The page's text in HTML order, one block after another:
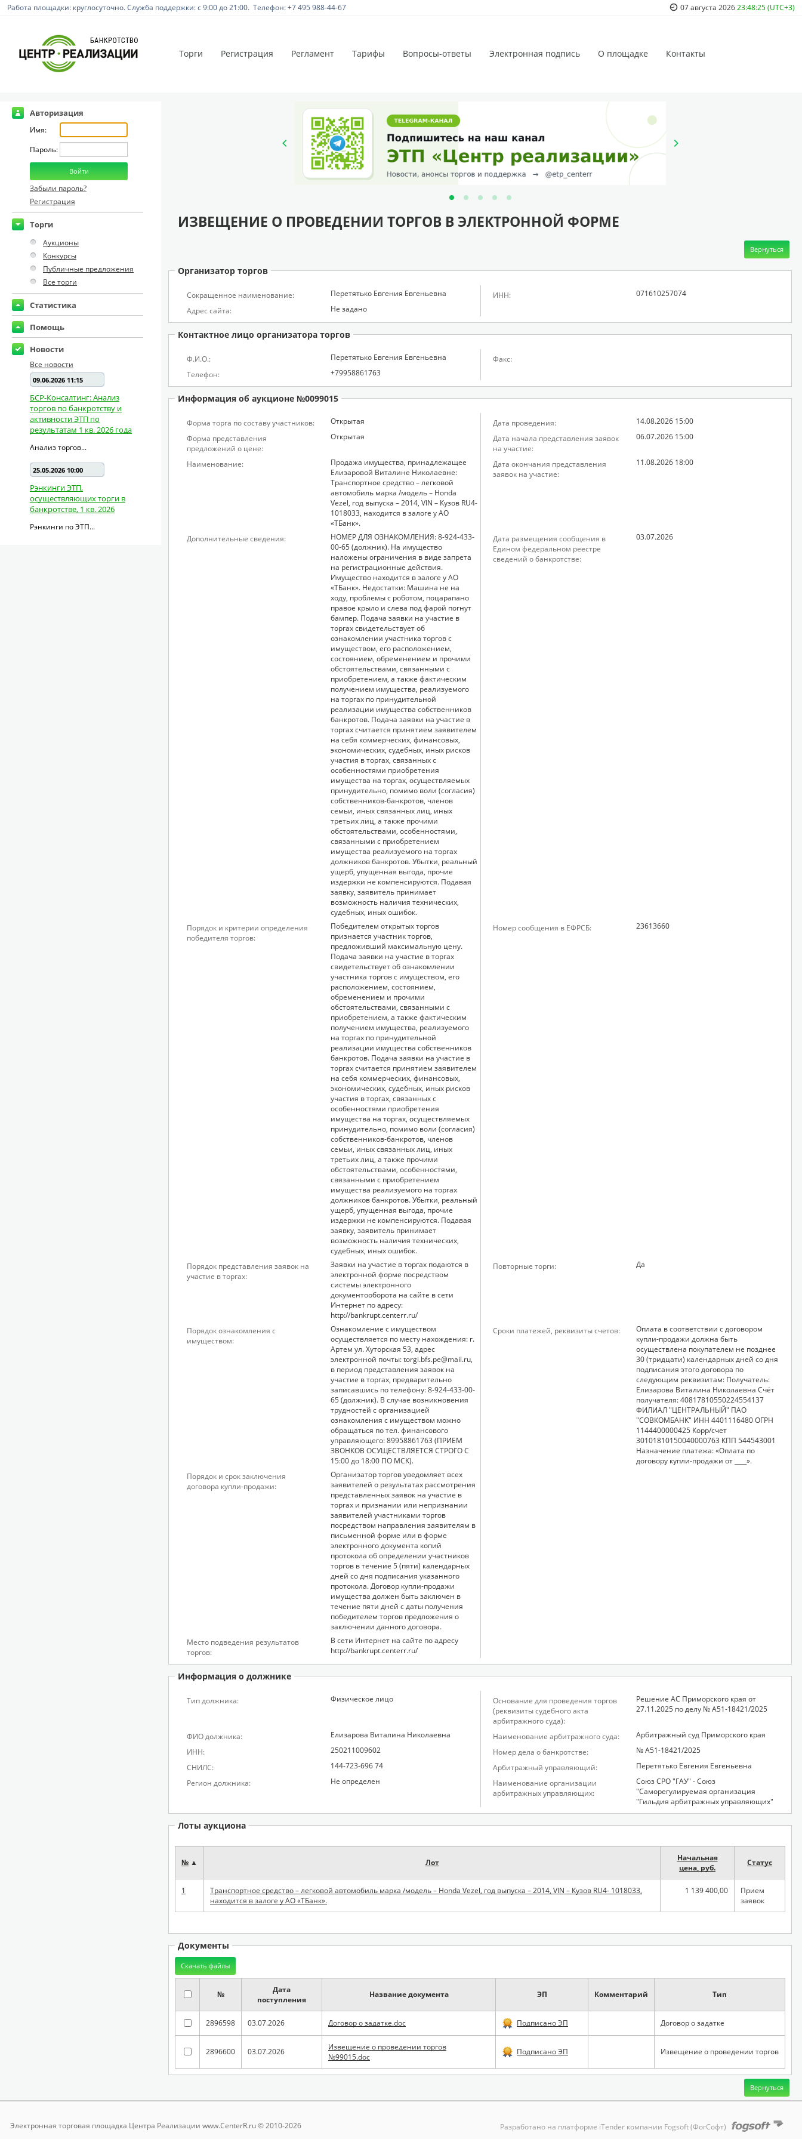
Работа площадки: круглосуточно. Служба поддержки: с 9:00 до 21:00. Телефон: +7 495 988-44-67 07 августа 202623:48:25 (UTC+3)
Торги Регистрация Регламент Тарифы Вопросы-ответы Электронная подпись О площадке Контакты
Авторизация
Имя:
Пароль:
Забыли пароль?
Регистрация
Торги
Аукционы
Конкурсы
Публичные предложения
Все торги
Статистика
Помощь
Новости
Все новости
09.06.2026 11:15
БСР-Консалтинг: Анализ
торгов по банкротству и
активности ЭТП по
результатам 1 кв. 2026 года
Анализ торгов...
25.05.2026 10:00
Рэнкинги ЭТП,
осуществляющих торги в
банкротстве, 1 кв. 2026
Рэнкинги по ЭТП...
ИЗВЕЩЕНИЕ О ПРОВЕДЕНИИ ТОРГОВ В ЭЛЕКТРОННОЙ ФОРМЕ
Организатор торгов
Сокращенное наименование: Перетятько Евгения Евгеньевна ИНН:
071610257074
Адрес сайта:
Не задано
Контактное лицо организатора торгов
Ф.И.О.: Перетятько Евгения Евгеньевна
Факс:
Телефон:
+79958861763
Информация об аукционе №0099015
Форма торга по составу участников: Открытая Дата проведения:
14.08.2026 15:00
Форма представления
предложений о цене:
Открытая
Дата начала представления заявок
на участие:
06.07.2026 15:00
Наименование:
Продажа имущества, принадлежащее
Елизаровой Виталине Николаевне:
Транспортное средство – легковой
автомобиль марка /модель – Honda
Vezel, год выпуска – 2014, VIN – Кузов RU4-
1018033, находится в залоге у АО
«ТБанк».
Дата окончания представления
заявок на участие:
11.08.2026 18:00
Дополнительные сведения:
НОМЕР ДЛЯ ОЗНАКОМЛЕНИЯ: 8-924-433-
00-65 (должник). На имущество
наложены ограничения в виде запрета
на регистрационные действия.
Имущество находится в залоге у АО
«ТБанк». Недостатки: Машина не на
ходу, проблемы с роботом, поцарапано
правое крыло и слева под фарой погнут
бампер. Подача заявки на участие в
торгах свидетельствует об
ознакомлении участника торгов с
имуществом, его расположением,
состоянием, обременением и прочими
обстоятельствами, связанными с
приобретением, а также фактическим
получением имущества, реализуемого
на торгах по принудительной
реализации имущества собственников
банкротов. Подача заявки на участие в
торгах считается принятием заявителем
на себя коммерческих, финансовых,
экономических, судебных, иных рисков
участия в торгах, связанных с
особенностями приобретения
имущества на торгах, осуществляемых
принудительно, помимо воли (согласия)
собственников-банкротов, членов
семьи, иных связанных лиц, иных
третьих лиц, а также прочими
обстоятельствами, особенностями,
связанными с приобретением
имущества реализуемого на торгах
должников банкротов. Убытки, реальный
ущерб, упущенная выгода, прочие
издержки не компенсируются. Подавая
заявку, заявитель принимает
возможность наличия технических,
судебных, иных ошибок.
Дата размещения сообщения в
Едином федеральном реестре
сведений о банкротстве:
03.07.2026
Порядок и критерии определения
победителя торгов:
Победителем открытых торгов
признается участник торгов,
предложивший максимальную цену.
Подача заявки на участие в торгах
свидетельствует об ознакомлении
участника торгов с имуществом, его
расположением, состоянием,
обременением и прочими
обстоятельствами, связанными с
приобретением, а также фактическим
получением имущества, реализуемого
на торгах по принудительной
реализации имущества собственников
банкротов. Подача заявки на участие в
торгах считается принятием заявителем
на себя коммерческих, финансовых,
экономических, судебных, иных рисков
участия в торгах, связанных с
особенностями приобретения
имущества на торгах, осуществляемых
принудительно, помимо воли (согласия)
собственников-банкротов, членов
семьи, иных связанных лиц, иных
третьих лиц, а также прочими
обстоятельствами, особенностями,
связанными с приобретением
имущества реализуемого на торгах
должников банкротов. Убытки, реальный
ущерб, упущенная выгода, прочие
издержки не компенсируются. Подавая
заявку, заявитель принимает
возможность наличия технических,
судебных, иных ошибок.
Номер сообщения в ЕФРСБ: 23613660
Порядок представления заявок на
участие в торгах:
Заявки на участие в торгах подаются в
электронной форме посредством
системы электронного
документооборота на сайте в сети
Интернет по адресу:
http://bankrupt.centerr.ru/
Повторные торги: Да
Порядок ознакомления с
имуществом:
Ознакомление с имуществом
осуществляется по месту нахождения: г.
Артем ул. Хуторская 53, адрес
электронной почты: torgi.bfs.pe@mail.ru,
в период представления заявок на
участие в торгах, предварительно
записавшись по телефону: 8-924-433-00-
65 (должник). В случае возникновения
трудностей с организацией
ознакомления с имуществом можно
обращаться по тел. финансового
управляющего: 89958861763 (ПРИЕМ
ЗВОНКОВ ОСУЩЕСТВЛЯЕТСЯ СТРОГО С
15:00 до 18:00 ПО МСК).
Сроки платежей, реквизиты счетов:
Оплата в соответствии с договором
купли-продажи должна быть
осуществлена покупателем не позднее
30 (тридцати) календарных дней со дня
подписания этого договора по
следующим реквизитам: Получатель:
Елизарова Виталина Николаевна Счёт
получателя: 40817810550224554137
ФИЛИАЛ "ЦЕНТРАЛЬНЫЙ" ПАО
"СОВКОМБАНК" ИНН 4401116480 ОГРН
1144400000425 Корр/счет
30101810150040000763 КПП 544543001
Назначение платежа: «Оплата по
договору купли-продажи от ____».
Порядок и срок заключения
договора купли-продажи:
Организатор торгов уведомляет всех
заявителей о результатах рассмотрения
представленных заявок на участие в
торгах и признании или непризнании
заявителей участниками торгов
посредством направления заявителям в
письменной форме или в форме
электронного документа копий
протокола об определении участников
торгов в течение 5 (пяти) календарных
дней со дня подписания указанного
протокола. Договор купли-продажи
имущества должен быть заключен в
течение пяти дней с даты получения
победителем торгов предложения о
заключении данного договора.
Место подведения результатов
торгов:
В сети Интернет на сайте по адресу
http://bankrupt.centerr.ru/
Информация о должнике
Тип должника: Физическое лицо
Основание для проведения торгов
(реквизиты судебного акта
арбитражного суда):
Решение АС Приморского края от
27.11.2025 по делу № А51-18421/2025
ФИО должника: Елизарова Виталина Николаевна Наименование арбитражного суда:
Арбитражный суд Приморского края
ИНН:
250211009602 Номер дела о банкротстве:
№ А51-18421/2025
СНИЛС:
144-723-696 74 Арбитражный управляющий:
Перетятько Евгения Евгеньевна
Регион должника:
Не определен
Наименование организации
арбитражных управляющих:
Союз СРО "ГАУ" - Союз
"Саморегулируемая организация
"Гильдия арбитражных управляющих"
Лоты аукциона
№ ▲ Лот
Начальная
цена, руб.
Статус
1
Транспортное средство – легковой автомобиль марка /модель – Honda Vezel, год выпуска – 2014, VIN – Кузов RU4- 1018033,
находится в залоге у АО «ТБанк».
1 139 400,00
Прием
заявок
Документы
№
Дата
поступления
Название документа ЭП Комментарий Тип
2896598 03.07.2026 Договор о задатке.doc Подписано ЭП Договор о задатке
2896600 03.07.2026
Извещение о проведении торгов
№99015.doc
Подписано ЭП Извещение о проведении торгов
Электронная торговая площадка Центра Реализации www.CenterR.ru © 2010-2026 Разработано на платформе iTender компании Fogsoft (ФогСофт)